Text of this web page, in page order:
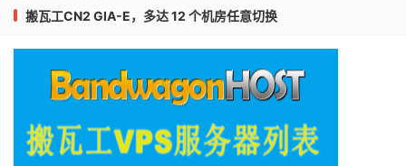
搬瓦工CN2 GIA-E，多达 12 个机房任意切换